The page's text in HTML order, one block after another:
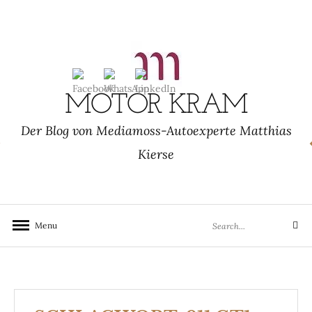
MOTOR KRAM
Der Blog von Mediamoss-Autoexperte Matthias
Kierse
Menu
for:
Search